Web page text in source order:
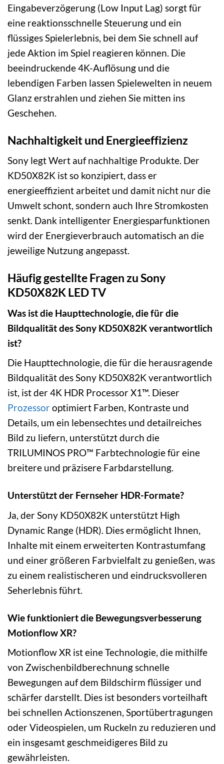
Eingabeverzögerung (Low Input Lag) sorgt für
eine reaktionsschnelle Steuerung und ein
flüssiges Spielerlebnis, bei dem Sie schnell auf
jede Aktion im Spiel reagieren können. Die
beeindruckende 4K-Auflösung und die
lebendigen Farben lassen Spielewelten in neuem
Glanz erstrahlen und ziehen Sie mitten ins
Geschehen.
Nachhaltigkeit und Energieeffizienz
Sony legt Wert auf nachhaltige Produkte. Der
KD50X82K ist so konzipiert, dass er
energieeffizient arbeitet und damit nicht nur die
Umwelt schont, sondern auch Ihre Stromkosten
senkt. Dank intelligenter Energiesparfunktionen
wird der Energieverbrauch automatisch an die
jeweilige Nutzung angepasst.
Häufig gestellte Fragen zu Sony
KD50X82K LED TV
Was ist die Haupttechnologie, die für die
Bildqualität des Sony KD50X82K verantwortlich
ist?
Die Haupttechnologie, die für die herausragende
Bildqualität des Sony KD50X82K verantwortlich
ist, ist der 4K HDR Processor X1™. Dieser
Prozessoroptimiert Farben, Kontraste und
Details, um ein lebensechtes und detailreiches
Bild zu liefern, unterstützt durch die
TRILUMINOS PRO™ Farbtechnologie für eine
breitere und präzisere Farbdarstellung.
Unterstützt der Fernseher HDR-Formate?
Ja, der Sony KD50X82K unterstützt High
Dynamic Range (HDR). Dies ermöglicht Ihnen,
Inhalte mit einem erweiterten Kontrastumfang
und einer größeren Farbvielfalt zu genießen, was
zu einem realistischeren und eindrucksvolleren
Seherlebnis führt.
Wie funktioniert die Bewegungsverbesserung
Motionflow XR?
Motionflow XR ist eine Technologie, die mithilfe
von Zwischenbildberechnung schnelle
Bewegungen auf dem Bildschirm flüssiger und
schärfer darstellt. Dies ist besonders vorteilhaft
bei schnellen Actionszenen, Sportübertragungen
oder Videospielen, um Ruckeln zu reduzieren und
ein insgesamt geschmeidigeres Bild zu
gewährleisten.